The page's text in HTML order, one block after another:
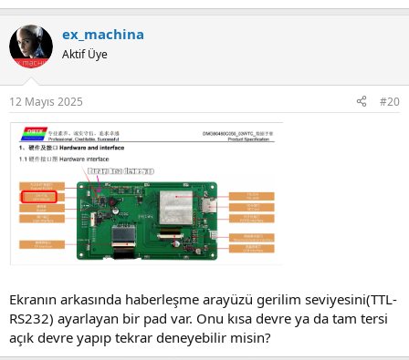
ex_machina
Aktif Üye
12 Mayıs 2025 #20
Ekranın arkasında haberleşme arayüzü gerilim seviyesini(TTL-
RS232) ayarlayan bir pad var. Onu kısa devre ya da tam tersi
açık devre yapıp tekrar deneyebilir misin?